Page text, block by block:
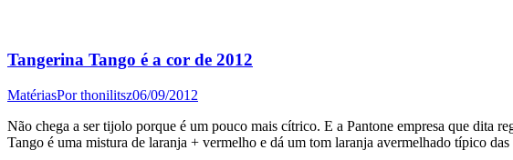
Tangerina Tango é a cor de 2012
MatériasPorthonilitsz06/09/2012
Não chega a ser tijolo porque é um pouco mais cítrico. E a Pantone empresa que dita
Tango é uma mistura de laranja + vermelho e dá um tom laranja avermelhado típico